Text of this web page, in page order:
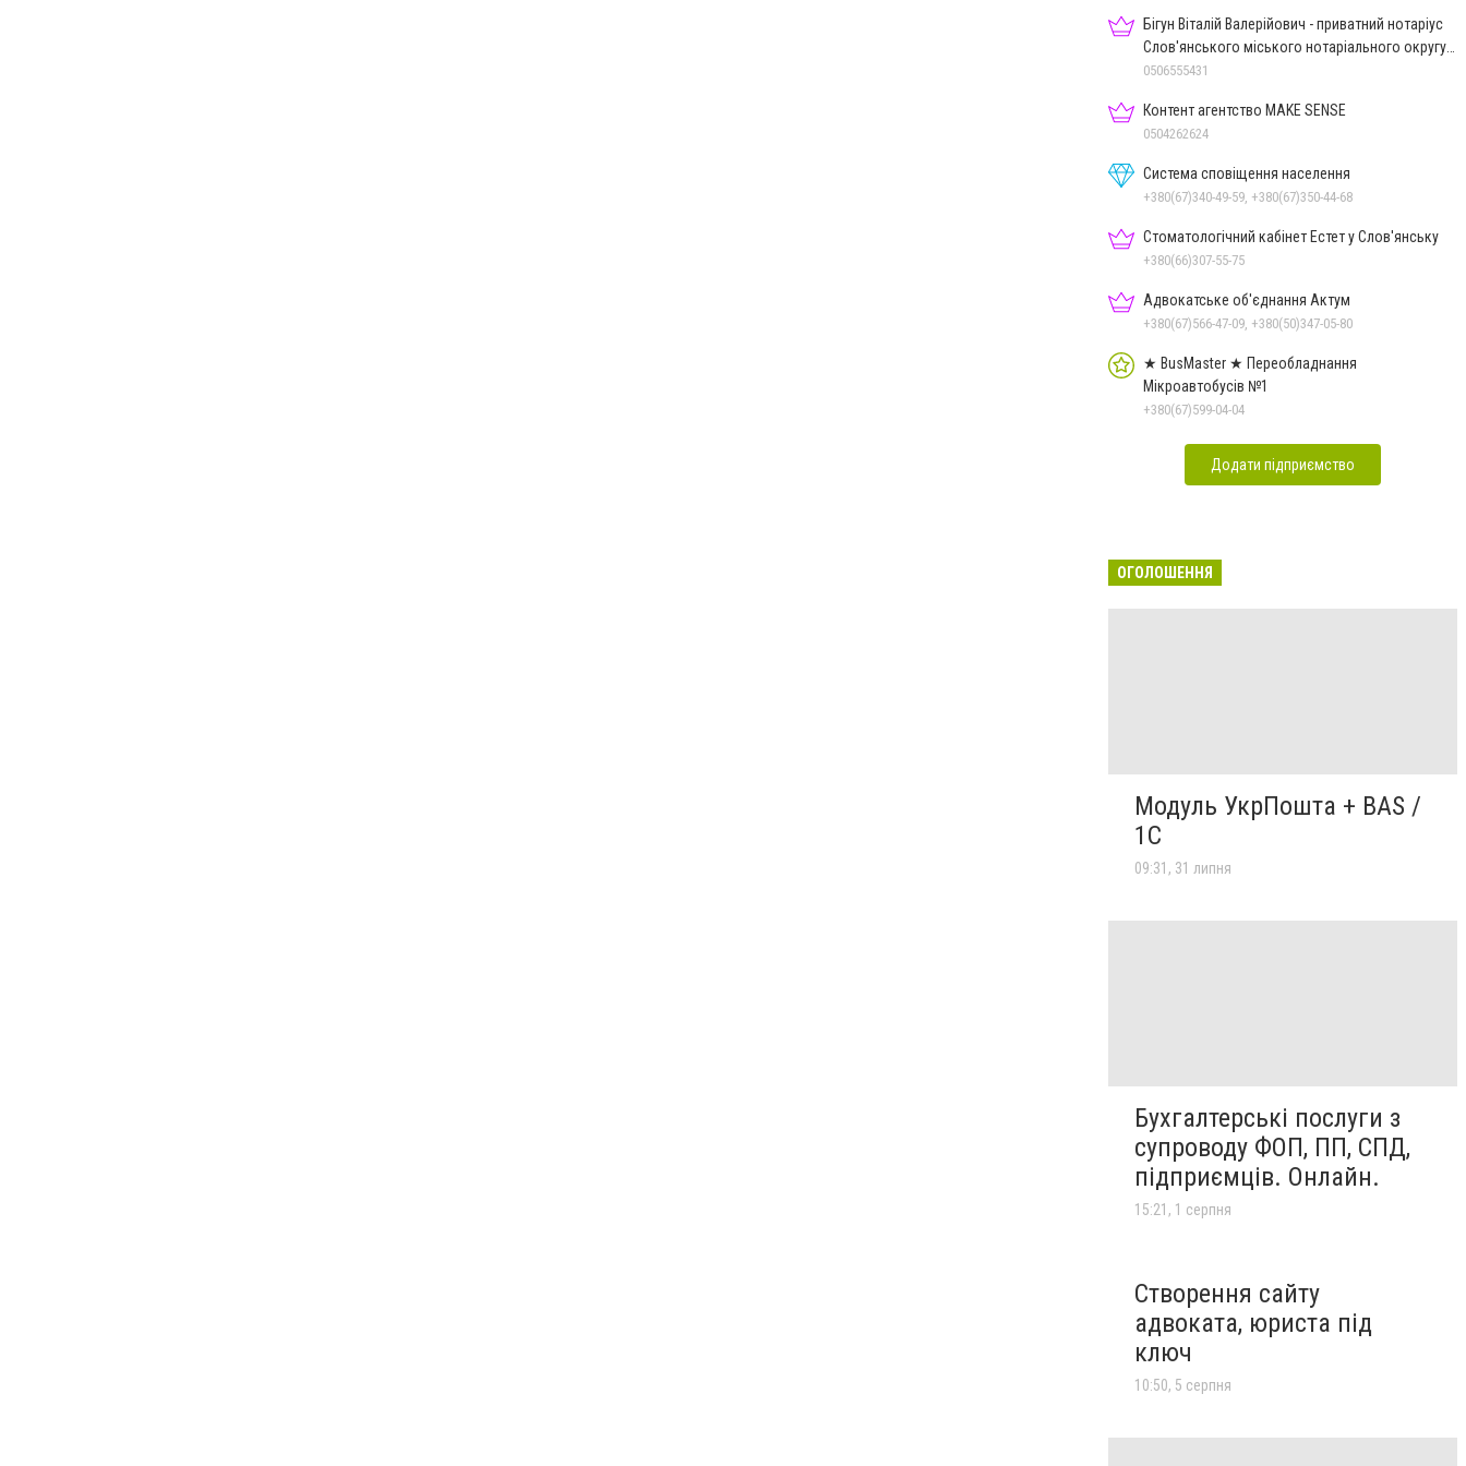
Бігун Віталій Валерійович - приватний нотаріус
Слов'янського міського нотаріального округу
Дон.обл.
0506555431
Контент агентство MAKE SENSE
0504262624
Система сповіщення населення
+380(67)340-49-59, +380(67)350-44-68
Стоматологічний кабінет Естет у Слов'янську
+380(66)307-55-75
Адвокатське об'єднання Актум
+380(67)566-47-09, +380(50)347-05-80
★ BusMaster ★ Переобладнання
Мікроавтобусів №1
+380(67)599-04-04
Додати підприємство
ОГОЛОШЕННЯ
Модуль УкрПошта + BAS /
1C
09:31, 31 липня
Бухгалтерські послуги з
супроводу ФОП, ПП, СПД,
підприємців. Онлайн.
15:21, 1 серпня
Створення сайту
адвоката, юриста під
ключ
10:50, 5 серпня